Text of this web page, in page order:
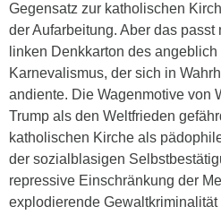
Gegensatz zur katholischen
der Aufarbeitung. Aber das
linken Denkkarton des
Karnevalismus, der sich in
andiente. Die Wagenmotive von
Trump als den Weltfrieden
katholischen Kirche als
der sozialblasigen
repressive Einschränkung der
explodierende